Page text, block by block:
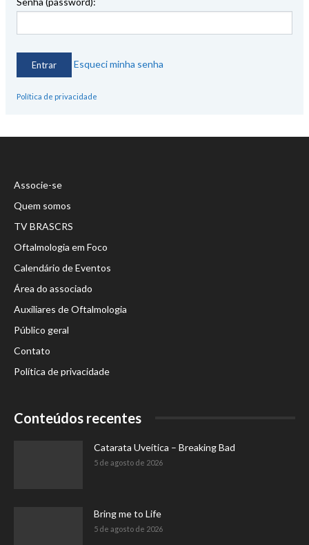
Esqueci minha senha
Política de privacidade
Associe-se
Quem somos
TV BRASCRS
Oftalmologia em Foco
Calendário de Eventos
Área do associado
Auxiliares de Oftalmologia
Público geral
Contato
Política de privacidade
Conteúdos recentes
Catarata Uveítica – Breaking Bad
5 de agosto de 2026
Bring me to Life
5 de agosto de 2026